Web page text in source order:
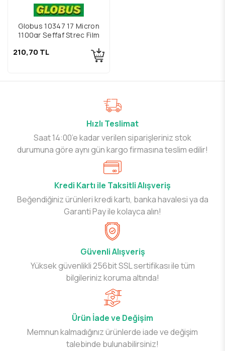
Globus 10347 17 Micron
1100gr Şeffaf Streç Film
210,70 TL
Hızlı Teslimat
Saat 14:00’e kadar verilen siparişleriniz stok
durumuna göre aynı gün kargo firmasına teslim edilir!
Kredi Kartı ile Taksitli Alışveriş
Beğendiğiniz ürünleri kredi kartı, banka havalesi ya da
Garanti Pay ile kolayca alın!
Güvenli Alışveriş
Yüksek güvenlikli 256bit SSL sertifikası ile tüm
bilgileriniz koruma altında!
Ürün İade ve Değişim
Memnun kalmadığınız ürünlerde iade ve değişim
talebinde bulunabilirsiniz!